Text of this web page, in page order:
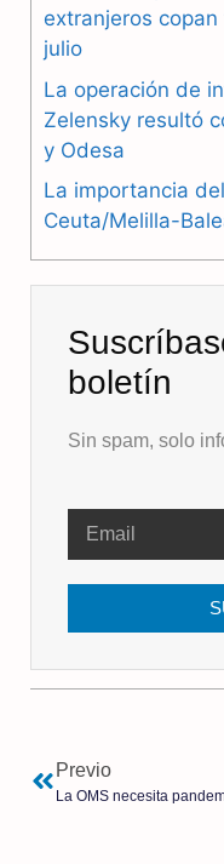
o
a
extranjeros
julio
La operación de
Zelensky resultó
y Odesa
La importancia
Ceuta/Melilla-
boletín
Sin spam, solo
Previo